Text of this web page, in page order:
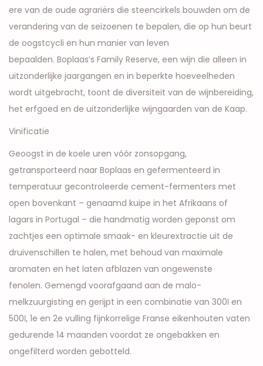
ere van de oude agrariërs die steencirkels bouwden om de
verandering van de seizoenen te bepalen, die op hun beurt
de oogstcycli en hun manier van leven
bepaalden. Boplaas’s Family Reserve, een wijn die alleen in
uitzonderlijke jaargangen en in beperkte hoeveelheden
wordt uitgebracht, toont de diversiteit van de wijnbereiding,
het erfgoed en de uitzonderlijke wijngaarden van de Kaap.
Vinificatie
Geoogst in de koele uren vóór zonsopgang,
getransporteerd naar Boplaas en gefermenteerd in
temperatuur gecontroleerde cement-fermenters met
open bovenkant – genaamd kuipe in het Afrikaans of
lagars in Portugal – die handmatig worden geponst om
zachtjes een optimale smaak- en kleurextractie uit de
druivenschillen te halen, met behoud van maximale
aromaten en het laten afblazen van ongewenste
fenolen. Gemengd voorafgaand aan de malo-
melkzuurgisting en gerijpt in een combinatie van 300ℓ en
500ℓ, 1e en 2e vulling fijnkorrelige Franse eikenhouten vaten
gedurende 14 maanden voordat ze ongebakken en
ongefilterd worden gebotteld.